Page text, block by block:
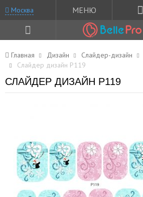
Москва МЕНЮ
Главная Дизайн Слайдер-дизайн
Слайдер дизайн P119
СЛАЙДЕР ДИЗАЙН P119